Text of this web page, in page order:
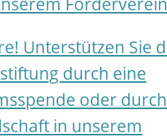
Unterstützen Sie
durch eine
oder
in unserem